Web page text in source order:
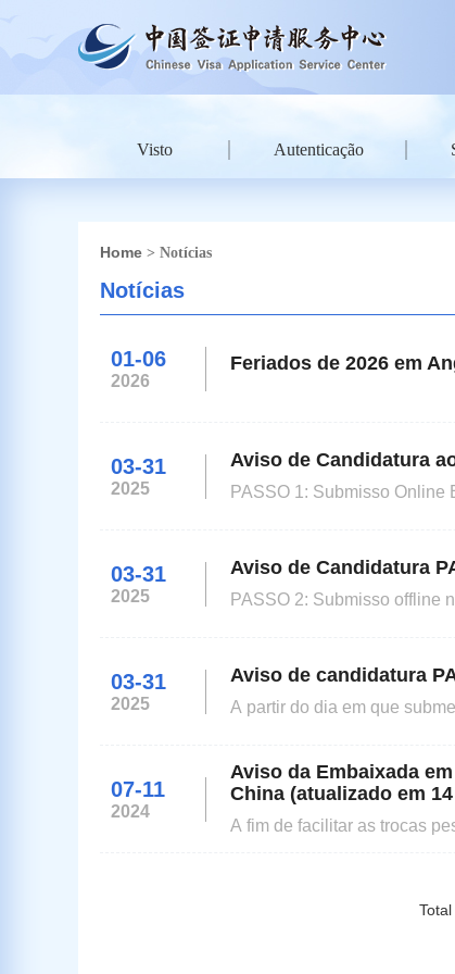
Visto Autenticação
Home > Notícias
Notícias
01-06
2026
Feriados de 2026 em
03-31
2025
Aviso de Candidatura
PASSO 1: Submisso Online Este site para aqueles que vo solicitar um visto chins
03-31
2025
Aviso de Candidatura
PASSO 2: Submisso offline no Centro
03-31
2025
Aviso de candidatura
A partir do dia em que submete o pedido
07-11
2024
Aviso da Embaixada
China (atualizado em
A fim de facilitar as trocas
Total